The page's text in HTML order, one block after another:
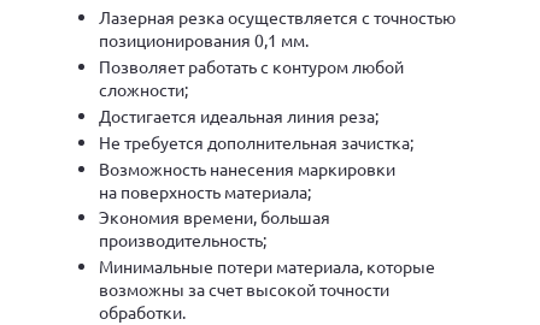
Лазерная резка осуществляется с точностью
позиционирования 0,1 мм.
Позволяет работать с контуром любой
сложности;
Достигается идеальная линия реза;
Не требуется дополнительная зачистка;
Возможность нанесения маркировки
на поверхность материала;
Экономия времени, большая
производительность;
Минимальные потери материала, которые
возможны за счет высокой точности
обработки.